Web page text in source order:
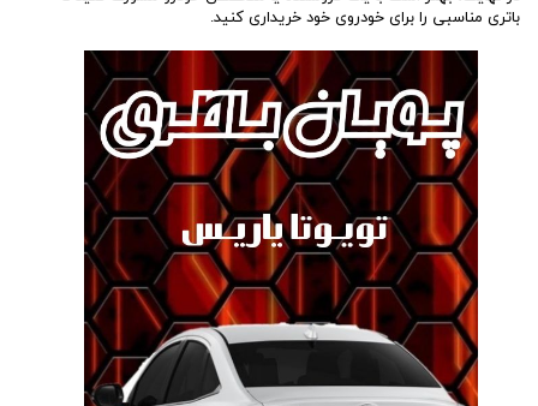
باتری مناسبی را برای خودروی خود خریداری کنید.